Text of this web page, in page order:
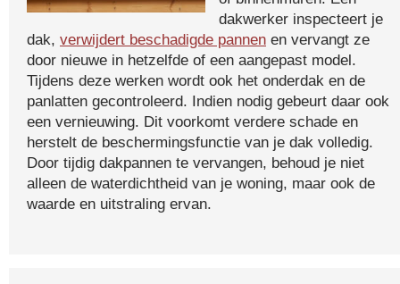
dakwerker inspecteert je
dak, verwijdert beschadigde pannen en vervangt ze
door nieuwe in hetzelfde of een aangepast model.
Tijdens deze werken wordt ook het onderdak en de
panlatten gecontroleerd. Indien nodig gebeurt daar ook
een vernieuwing. Dit voorkomt verdere schade en
herstelt de beschermingsfunctie van je dak volledig.
Door tijdig dakpannen te vervangen, behoud je niet
alleen de waterdichtheid van je woning, maar ook de
waarde en uitstraling ervan.